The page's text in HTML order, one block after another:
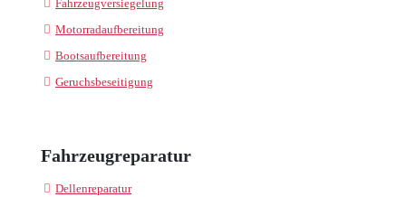
Fahrzeugversiegelung
Motorradaufbereitung
Bootsaufbereitung
Geruchsbeseitigung
Fahrzeugreparatur
Dellenreparatur